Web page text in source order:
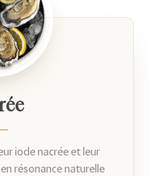
iode nacrée et leur
résonance naturelle